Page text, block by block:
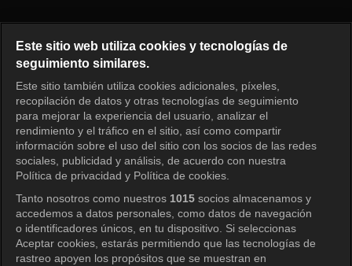
Iniciar sesión
Este sitio web utiliza cookies y tecnologías de
seguimiento similares.
Este sitio también utiliza cookies adicionales, píxeles,
recopilación de datos y otras tecnologías de seguimiento
para mejorar la experiencia del usuario, analizar el
rendimiento y el tráfico en el sitio, así como compartir
información sobre el uso del sitio con los socios de las redes
sociales, publicidad y análisis, de acuerdo con nuestra
Política de privacidad y Política de cookies.
Tanto nosotros como nuestros 1015 socios almacenamos y
accedemos a datos personales, como datos de navegación
o identificadores únicos, en tu dispositivo. Si seleccionas
Aceptar cookies, estarás permitiendo que las tecnologías de
rastreo apoyen los propósitos que se muestran en